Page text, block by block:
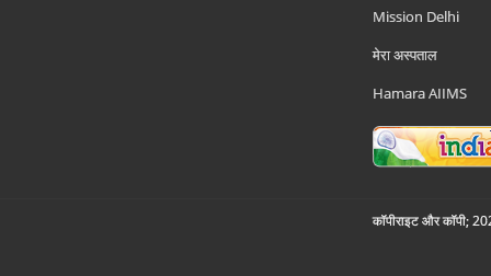
Mission Delhi
मेरा अस्पताल
Hamara AIIMS
कॉपीराइट और कॉपी;